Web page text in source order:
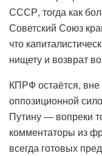
СССР, тогда как
Советский Союз
что
нищету и возврат
КПРФ остаётся, вне
оппозиционной
Путину — вопреки
комментаторы из
всегда готовых